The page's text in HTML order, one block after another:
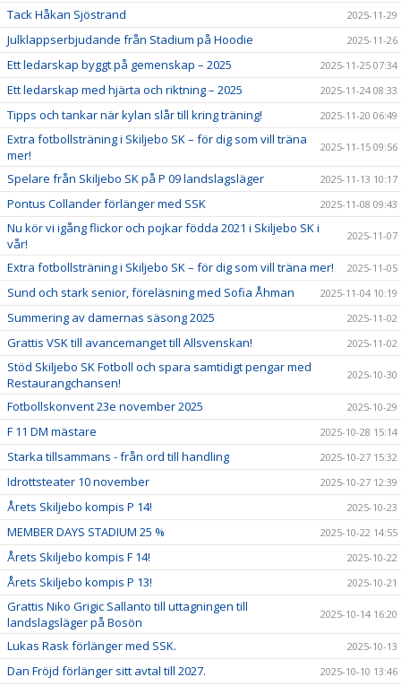
Tack Håkan Sjöstrand 2025-11-29
Julklappserbjudande från Stadium på Hoodie 2025-11-26
Ett ledarskap byggt på gemenskap – 2025 2025-11-25 07:34
Ett ledarskap med hjärta och riktning – 2025 2025-11-24 08:33
Tipps och tankar när kylan slår till kring träning! 2025-11-20 06:49
Extra fotbollsträning i Skiljebo SK – för dig som vill träna
mer!
2025-11-15 09:56
Spelare från Skiljebo SK på P 09 landslagsläger 2025-11-13 10:17
Pontus Collander förlänger med SSK 2025-11-08 09:43
Nu kör vi igång flickor och pojkar födda 2021 i Skiljebo SK i
vår!
2025-11-07
Extra fotbollsträning i Skiljebo SK – för dig som vill träna mer! 2025-11-05
Sund och stark senior, föreläsning med Sofia Åhman 2025-11-04 10:19
Summering av damernas säsong 2025 2025-11-02
Grattis VSK till avancemanget till Allsvenskan! 2025-11-02
Stöd Skiljebo SK Fotboll och spara samtidigt pengar med
Restaurangchansen!
2025-10-30
Fotbollskonvent 23e november 2025 2025-10-29
F 11 DM mästare 2025-10-28 15:14
Starka tillsammans - från ord till handling 2025-10-27 15:32
Idrottsteater 10 november 2025-10-27 12:39
Årets Skiljebo kompis P 14! 2025-10-23
MEMBER DAYS STADIUM 25 % 2025-10-22 14:55
Årets Skiljebo kompis F 14! 2025-10-22
Årets Skiljebo kompis P 13! 2025-10-21
Grattis Niko Grigic Sallanto till uttagningen till
landslagsläger på Bosön
2025-10-14 16:20
Lukas Rask förlänger med SSK. 2025-10-13
Dan Fröjd förlänger sitt avtal till 2027. 2025-10-10 13:46